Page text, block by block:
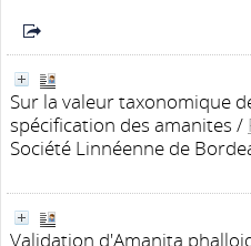
Sur la valeur taxonomique
spécification des amanites /
Société Linnéenne de
Validation d'Amanita